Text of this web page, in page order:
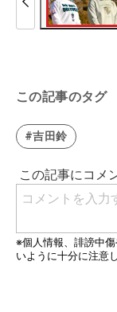
この記事のタグ
#吉田鈴